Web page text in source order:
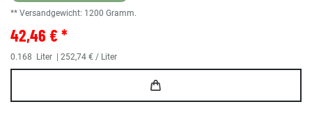
** Versandgewicht: 1200 Gramm.
42,46 € *
0.168 Liter | 252,74 € / Liter